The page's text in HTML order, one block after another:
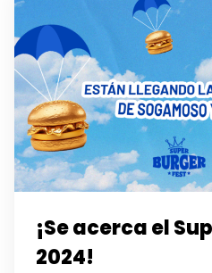
¡Se acerca el
2024!